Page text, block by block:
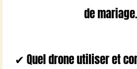
de mariage.
✔ Quel drone utiliser et